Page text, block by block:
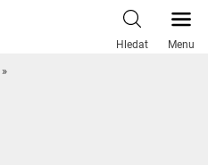
Hledat Menu
»